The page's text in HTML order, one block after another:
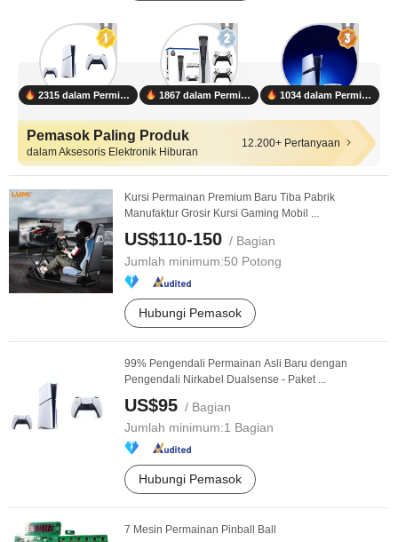
2315 dalam Permintaan 1867 dalam Permintaan 1034 dalam Permintaan
Pemasok Paling Produk
dalam Aksesoris Elektronik Hiburan
12.200+ Pertanyaan
Kursi Permainan Premium Baru Tiba Pabrik
Manufaktur Grosir Kursi Gaming Mobil ...
US$110-150 / Bagian
Jumlah minimum:50 Potong
Hubungi Pemasok
99% Pengendali Permainan Asli Baru dengan
Pengendali Nirkabel Dualsense - Paket ...
US$95 / Bagian
Jumlah minimum:1 Bagian
Hubungi Pemasok
7 Mesin Permainan Pinball Ball